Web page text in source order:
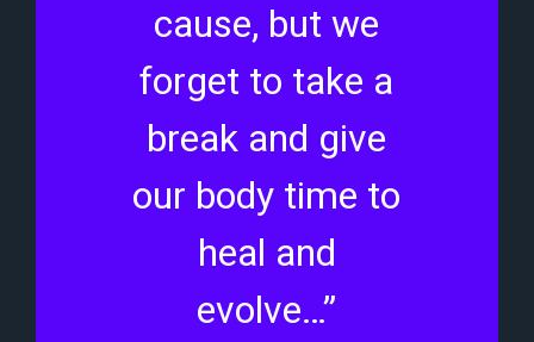
cause, but we
forget to take a
break and give
our body time to
heal and
evolve…”